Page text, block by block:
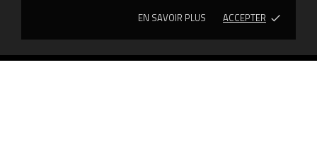
EN SAVOIR PLUS ACCEPTER done